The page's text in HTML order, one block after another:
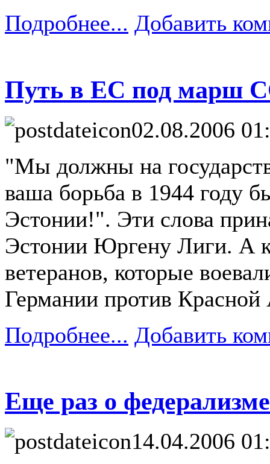
Подробнее... Добавить
Путь в ЕС под марш
02.08.2006
"Мы должны на
ваша борьба в 1944 году
Эстонии!". Эти слова
Эстонии Юргену Лиги. А
ветеранов, которые
Германии против
Подробнее... Добавить
Еще раз о федерализме
14.04.2006